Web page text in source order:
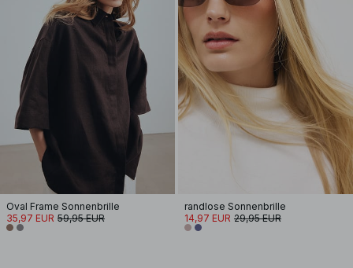
Oval Frame Sonnenbrille
35,97 EUR 59,95 EUR
randlose Sonnenbrille
14,97 EUR 29,95 EUR